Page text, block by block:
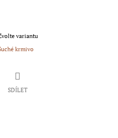
variantu
krmivo
SDÍLET